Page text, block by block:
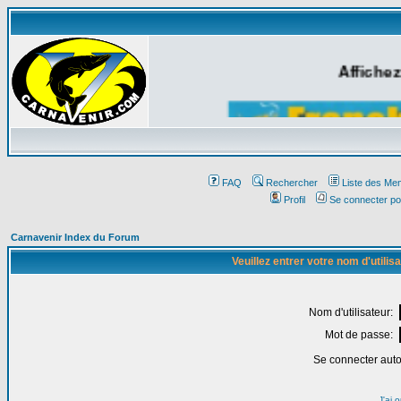
FAQ Rechercher
Liste des
Profil
Se connecter
Carnavenir Index du Forum
Veuillez entrer votre nom
Nom d'utilisateur:
Mot de passe:
Se connecter